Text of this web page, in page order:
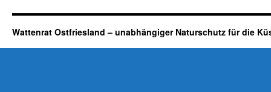
am
Leyhörn
Wattenrat Ostfriesland – unabhängiger Naturschutz für die